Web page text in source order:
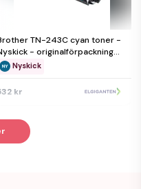
TN-243C cyan toner -
- originalförpackning
saknasNyskick
kr